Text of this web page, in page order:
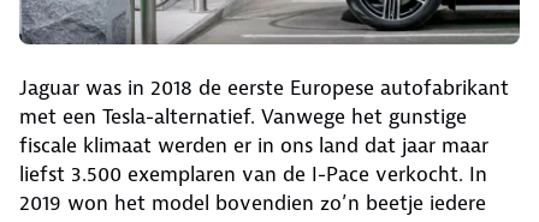
Jaguar was in 2018 de eerste Europese autofabrikant
met een Tesla-alternatief. Vanwege het gunstige
fiscale klimaat werden er in ons land dat jaar maar
liefst 3.500 exemplaren van de I-Pace verkocht. In
2019 won het model bovendien zo’n beetje iedere